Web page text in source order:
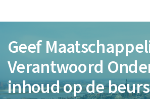
Geef
Verantwoord
inhoud op de